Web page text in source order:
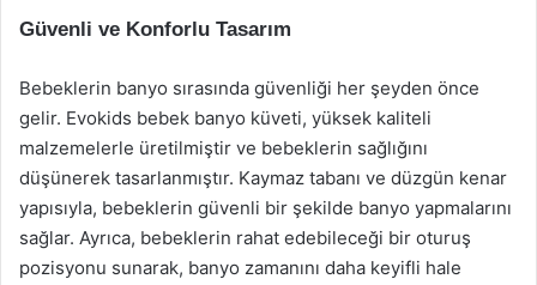
Güvenli ve Konforlu Tasarım
Bebeklerin banyo sırasında güvenliği her şeyden önce
gelir. Evokids bebek banyo küveti, yüksek kaliteli
malzemelerle üretilmiştir ve bebeklerin sağlığını
düşünerek tasarlanmıştır. Kaymaz tabanı ve düzgün kenar
yapısıyla, bebeklerin güvenli bir şekilde banyo yapmalarını
sağlar. Ayrıca, bebeklerin rahat edebileceği bir oturuş
pozisyonu sunarak, banyo zamanını daha keyifli hale